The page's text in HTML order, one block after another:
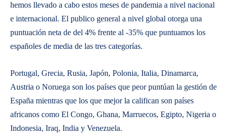
hemos llevado a cabo estos meses de pandemia a nivel nacional
e internacional. El publico general a nivel global otorga una
puntuación neta de del 4% frente al -35% que puntuamos los
españoles de media de las tres categorías.
Portugal, Grecia, Rusia, Japón, Polonia, Italia, Dinamarca,
Austria o Noruega son los países que peor puntúan la gestión de
España mientras que los que mejor la califican son países
africanos como El Congo, Ghana, Marruecos, Egipto, Nigeria o
Indonesia, Iraq, India y Venezuela.